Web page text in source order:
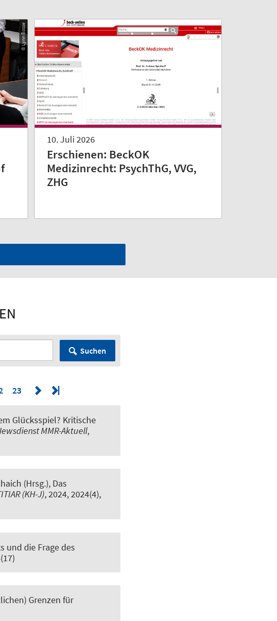
© Lynn Bosse
10. Juli 2026
Erschienen: BeckOK
Medizinrecht: PsychThG, VVG,
ZHG
Suchen
23
Glücksspiel? Kritische
MMR-Aktuell,
(Hrsg.), Das
(KH-J), 2024, 2024(4),
und die Frage des
Grenzen für